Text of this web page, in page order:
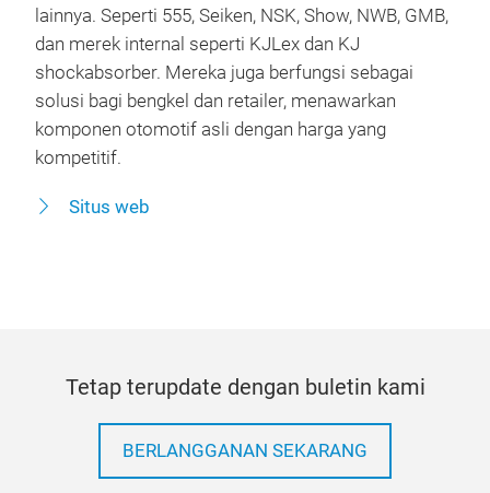
lainnya. Seperti 555, Seiken, NSK, Show, NWB, GMB,
dan merek internal seperti KJLex dan KJ
shockabsorber. Mereka juga berfungsi sebagai
solusi bagi bengkel dan retailer, menawarkan
komponen otomotif asli dengan harga yang
kompetitif.
Situs web
Tetap terupdate dengan buletin kami
BERLANGGANAN SEKARANG